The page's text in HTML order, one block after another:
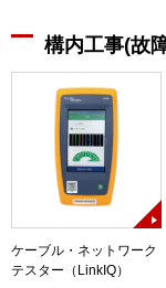
構内工事(故
ケーブル・ネットワーク
テスター（LinkIQ）